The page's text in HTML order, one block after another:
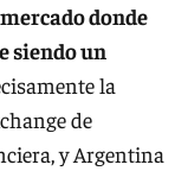
donde
siendo un
la
de
y Argentina